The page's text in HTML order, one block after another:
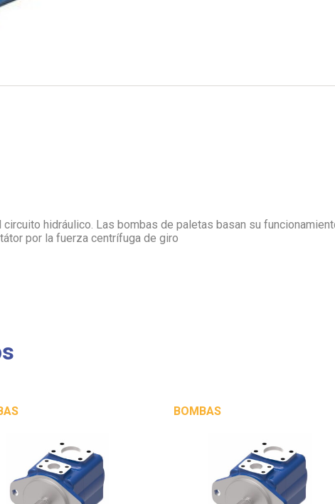
hidráulico. Las bombas de paletas basan su
por la fuerza centrífuga de giro
BOMBAS